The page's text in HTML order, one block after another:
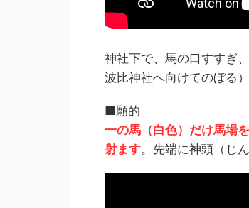
神社下で、馬の口すすぎ
波比神社へ向けてのぼる
■願的
一の馬（白色）だけ馬場
射ます。先端に神頭（じ